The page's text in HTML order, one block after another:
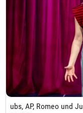
ubs, AP, Romeo und